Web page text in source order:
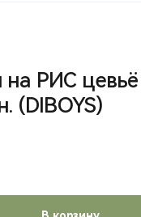
на РИС
(DIBOYS)